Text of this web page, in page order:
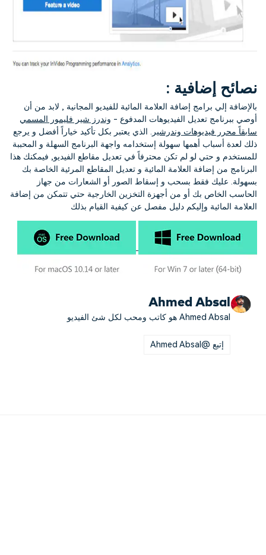
نصائح إضافية :
بالإضافة إلي برامج إضافة العلامة المائية للفيديو المجانية , لابد من أن
أوصي ببرنامج تعديل الفيديوهات المدفوع - وندرز شير فليمور المسمي
سابقاً محرر فيديوهات وندرشير . الذي يعتبر بكل تأكيد خياراً أفضل و يرجع
ذلك لعدة أسباب أهمها سهولة إستخدامه واجهة البرنامج السهلة و المحببة
للمستخدم و حتي لو لم تكن محترفاً في تعديل مقاطع الفيديو, فيمكنك هذا
البرنامج من إضافة العلامة المائية و تعديل المقاطع المرئية الخاصة بك
بسهولة. عليك فقط بسحب و إسقاط الصور أو الشعارات من جهاز
الحاسب الخاص بك أو من أجهزة التخزين الخارجية حتي تتمكن من إضافة
العلامة المائية وإليكم دليل مفصل عن كيفية القيام بذلك
Ahmed Absal
Ahmed Absal هو كاتب ومحب لكل شئ الفيديو
إتبع @Ahmed Absal